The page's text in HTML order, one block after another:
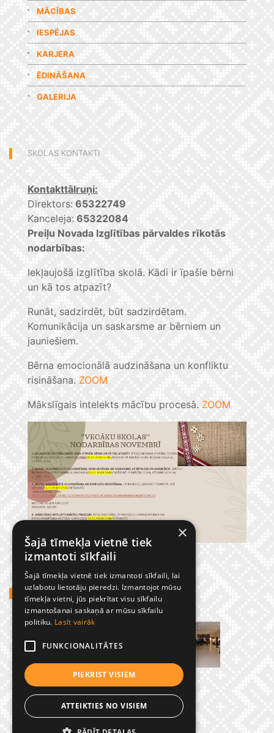
MĀCĪBAS
IESPĒJAS
KARJERA
ĒDINĀŠANA
GALERIJA
SKOLAS KONTAKTI
Kontakttālruņi:
Direktors: 65322749
Kanceleja: 65322084
Preiļu Novada Izglītības pārvaldes rīkotās
nodarbības:
Iekļaujošā izglītība skolā. Kādi ir īpašie bērni
un kā tos atpazīt?
Runāt, sadzirdēt, būt sadzirdētam.
Komunikācija un saskarsme ar bērniem un
jauniešiem.
Bērna emocionālā audzināšana un konfliktu
risināšana. ZOOM
Mākslīgais intelekts mācību procesā. ZOOM
GADĪJUMBILDES
×
Šajā tīmekļa vietnē tiek
izmantoti sīkfaili
Šajā tīmekļa vietnē tiek izmantoti sīkfaili, lai
uzlabotu lietotāju pieredzi. Izmantojot mūsu
tīmekļa vietni, jūs piekrītat visu sīkfailu
izmantošanai saskaņā ar mūsu sīkfailu
politiku. Lasīt vairāk
FUNKCIONALITĀTES
PIEKRIST VISIEM
ATTEIKTIES NO VISIEM